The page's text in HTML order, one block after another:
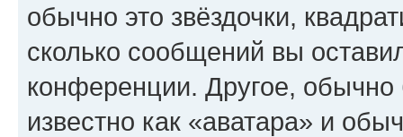
обычно это звёздочки,
сколько сообщений вы
конференции. Другое,
известно как «аватара» и